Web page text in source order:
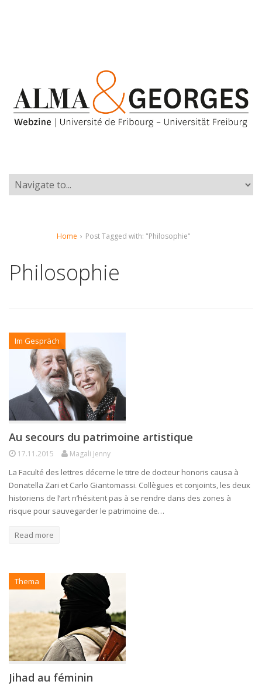
Home › Post Tagged with: "Philosophie"
Philosophie
Im Gespräch
Au secours du patrimoine artistique
17.11.2015 Magali Jenny
La Faculté des lettres décerne le titre de docteur honoris causa à
Donatella Zari et Carlo Giantomassi. Collègues et conjoints, les deux
historiens de l’art n’hésitent pas à se rendre dans des zones à
risque pour sauvegarder le patrimoine de…
Read more
Thema
Jihad au féminin